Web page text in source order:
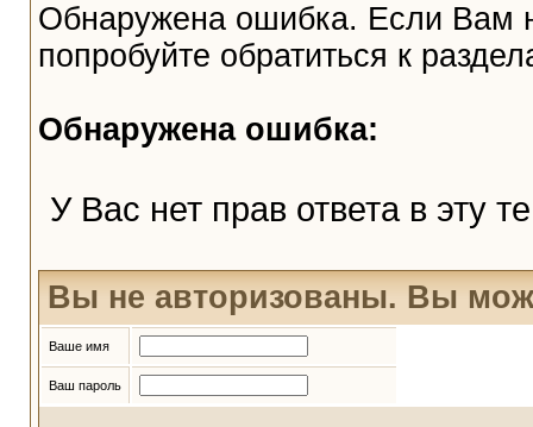
Обнаружена ошибка. Если Вам
попробуйте обратиться к
Обнаружена ошибка:
У Вас нет прав ответа в эту
Вы не авторизованы. Вы
Ваше имя
Ваш пароль